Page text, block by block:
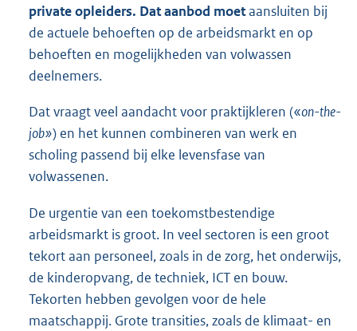
private opleiders. Dat aanbod moetaansluiten bij
de actuele behoeften op de arbeidsmarkt en op
behoeften en mogelijkheden van volwassen
deelnemers.
Dat vraagt veel aandacht voor praktijkleren («on-the-
job») en het kunnen combineren van werk en
scholing passend bij elke levensfase van
volwassenen.
De urgentie van een toekomstbestendige
arbeidsmarkt is groot. In veel sectoren is een groot
tekort aan personeel, zoals in de zorg, het onderwijs,
de kinderopvang, de techniek, ICT en bouw.
Tekorten hebben gevolgen voor de hele
maatschappij. Grote transities, zoals de klimaat- en